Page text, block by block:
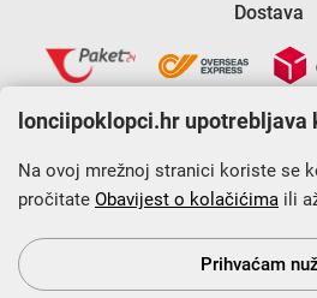
Dostava
Krajnji primatelj financijskog
Europskog fonda za regionalni
programa
lonciipoklopci.hr upotrebljava
Na ovoj mrežnoj stranici koriste se
pročitate Obavijest o kolačićima ili
Prihvaćam